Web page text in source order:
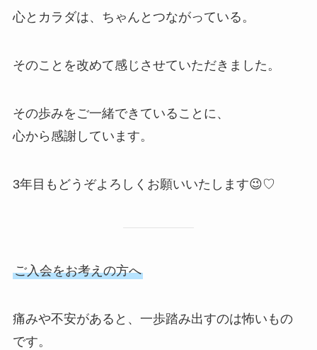
心とカラダは、ちゃんとつながっている。
そのことを改めて感じさせていただきました。
その歩みをご一緒できていることに、
心から感謝しています。
3年目もどうぞよろしくお願いいたします😉♡
ご入会をお考えの方へ
痛みや不安があると、一歩踏み出すのは怖いもの
です。